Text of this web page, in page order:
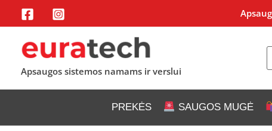
Pereiti
prie
turinio
Apsaugos sistemos namams ir verslui
PREKĖS SAUGOS MUGĖ